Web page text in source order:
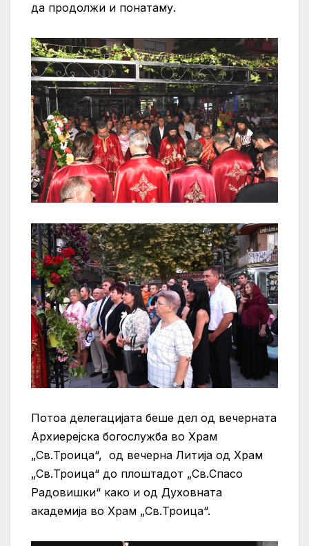
да продолжи и понатаму.
Потоа делегацијата беше дел од вечерната
Архиерејска богослужба во Храм
„Св.Троица“, од вечерна Литија од Храм
„Св.Троица“ до плоштадот „Св.Спасо
Радовишки“ како и од Духовната
академија во Храм „Св.Троица“.